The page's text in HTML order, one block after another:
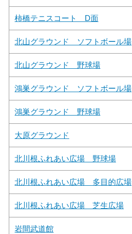
柿橋テニスコート D面
北山グラウンド ソフトボール場
北山グラウンド 野球場
鴻巣グラウンド ソフトボール場
鴻巣グラウンド 野球場
大原グラウンド
北川根ふれあい広場 野球場
北川根ふれあい広場 多目的広場
北川根ふれあい広場 芝生広場
岩間武道館